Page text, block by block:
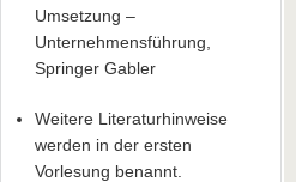
Umsetzung –
Unternehmensführung,
Springer Gabler
Weitere Literaturhinweise
werden in der ersten
Vorlesung benannt.